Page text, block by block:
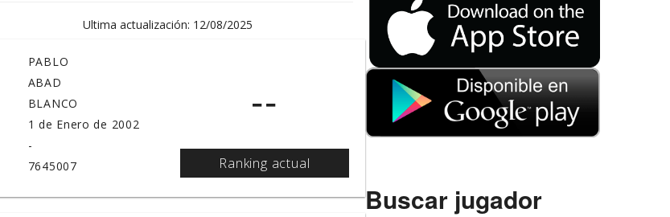
Ultima actualización: 12/08/2025
PABLO
ABAD
BLANCO
1 de Enero de 2002
-
7645007
--
Ranking actual
Buscar jugador